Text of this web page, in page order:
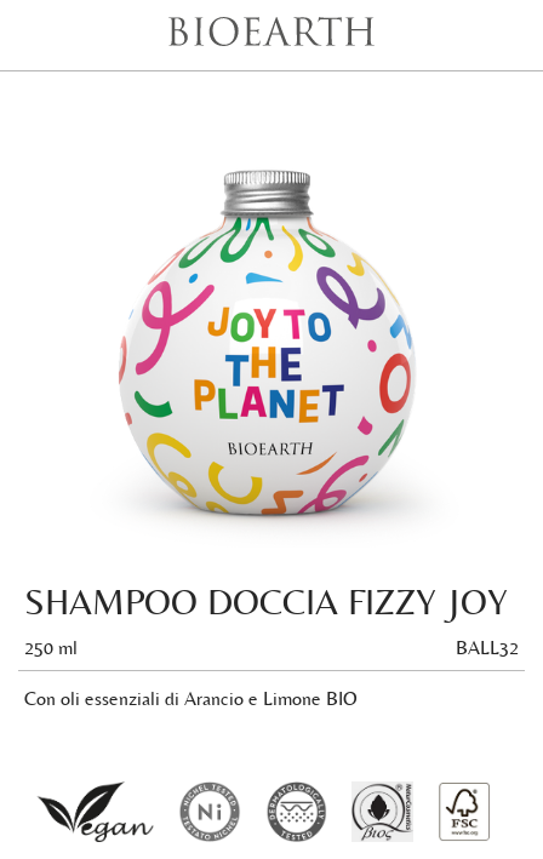
SHAMPOO DOCCIA FIZZY JOY
250 ml BALL32
Con oli essenziali di Arancio e Limone BIO